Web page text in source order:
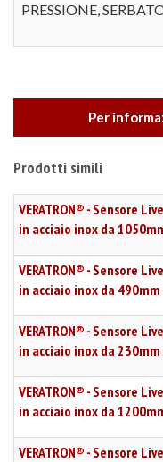
PRESSIONE,
Per
Prodotti simili
VERATRON® - Sensore
in acciaio inox da
VERATRON® - Sensore
in acciaio inox da 490mm
VERATRON® - Sensore
in acciaio inox da 230mm
VERATRON® - Sensore
in acciaio inox da
VERATRON® - Sensore